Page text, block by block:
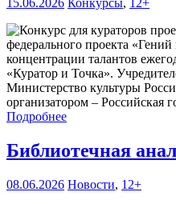
15.06.2026 Конкурсы,
12+
федерального проекта «Гений
концентрации талантов
«Куратор и Точка».
Министерство культуры
организатором – Российская
Подробнее
Библиотечная
08.06.2026 Новости, 12+